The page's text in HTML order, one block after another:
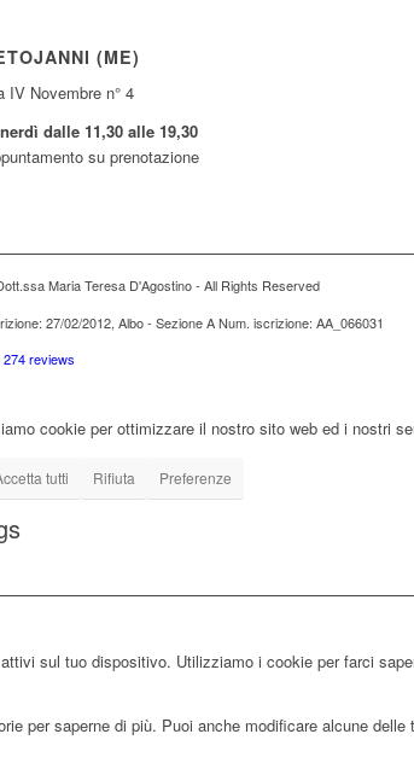
(ME)
IV Novembre n° 4
dalle 11,30 alle 19,30
su prenotazione
Maria Teresa D'Agostino - All Rights Reserved
27/02/2012, Albo - Sezione A Num. iscrizione: AA_066031
274 reviews
cookie per ottimizzare il nostro sito web ed i nostri
tutti Rifiuta Preferenze
sul tuo dispositivo. Utilizziamo i cookie per farci
per saperne di più. Puoi anche modificare alcune